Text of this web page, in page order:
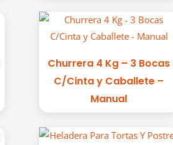
Churrera 4 Kg – 3 Bocas
C/Cinta y Caballete –
Manual